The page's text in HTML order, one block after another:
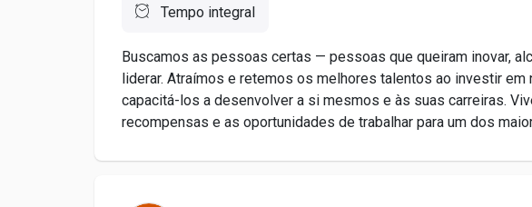
Tempo integral
Buscamos as pessoas certas — pessoas que queiram inovar,
liderar. Atraímos e retemos os melhores talentos ao investir
capacitá-los a desenvolver a si mesmos e às suas carreiras.
recompensas e as oportunidades de trabalhar para um dos